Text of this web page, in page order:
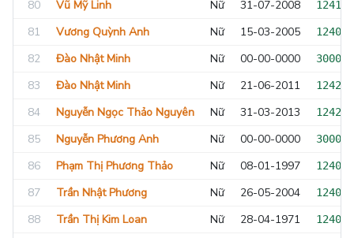
80 Vũ Mỹ Linh Nữ 31-07-2008
81 Vương Quỳnh Anh Nữ 15-03-2005
82 Đào Nhật Minh Nữ 00-00-0000
83 Đào Nhật Minh Nữ 21-06-2011
84 Nguyễn Ngọc Thảo Nguyên Nữ 31-03-2013
85 Nguyễn Phương Anh Nữ 00-00-0000
86 Phạm Thị Phương Thảo Nữ 08-01-1997
87 Trần Nhật Phương Nữ 26-05-2004
88 Trần Thị Kim Loan Nữ 28-04-1971